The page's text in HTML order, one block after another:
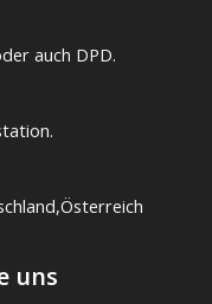
auch DPD.
uns